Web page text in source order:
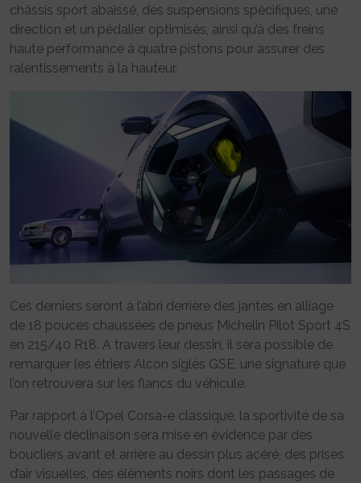
châssis sport abaissé, des suspensions spécifiques, une
direction et un pédalier optimisés, ainsi qu’à des freins
haute performance à quatre pistons pour assurer des
ralentissements à la hauteur.
Ces derniers seront à l’abri derrière des jantes en alliage
de 18 pouces chaussées de pneus Michelin Pilot Sport 4S
en 215/40 R18. A travers leur dessin, il sera possible de
remarquer les étriers Alcon siglés GSE, une signature que
l’on retrouvera sur les flancs du véhicule.
Par rapport à l’Opel Corsa-e classique, la sportivité de sa
nouvelle déclinaison sera mise en évidence par des
boucliers avant et arrière au dessin plus acéré, des prises
d’air visuelles, des éléments noirs dont les passages de